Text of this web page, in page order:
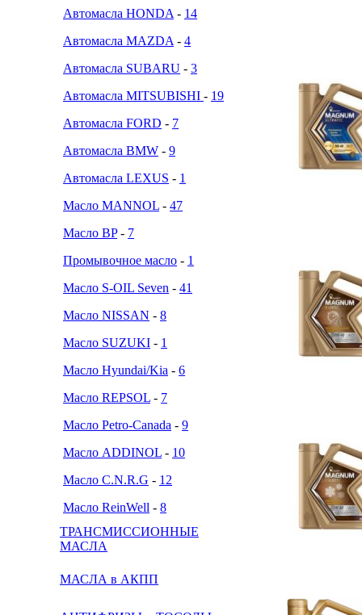
Автомасла HONDA - 14
Автомасла MAZDA - 4
Автомасла SUBARU - 3
Автомасла MITSUBISHI - 19
Автомасла FORD - 7
Автомасла BMW - 9
Автомасла LEXUS - 1
Масло MANNOL - 47
Масло BP- 7
Промывочное масло - 1
Масло S-OIL Seven - 41
Масло NISSAN - 8
Масло SUZUKI - 1
Масло Hyundai/Kia - 6
Масло REPSOL - 7
Масло Petro-Canada - 9
Масло ADDINOL - 10
Масло C.N.R.G - 12
Масло ReinWell - 8
ТРАНСМИССИОННЫЕ
МАСЛА
МАСЛА в АКПП